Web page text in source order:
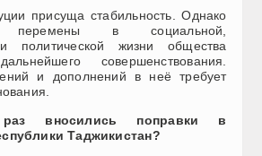
присуща стабильность. Однако
перемены в социальной,
политической жизни общества
совершенствования.
и дополнений в неё требует
вносились поправки в
Таджикистан?